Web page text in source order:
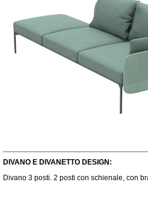
DIVANO E DIVANETTO DESIGN:
Divano 3 posti. 2 posti con schienale, con